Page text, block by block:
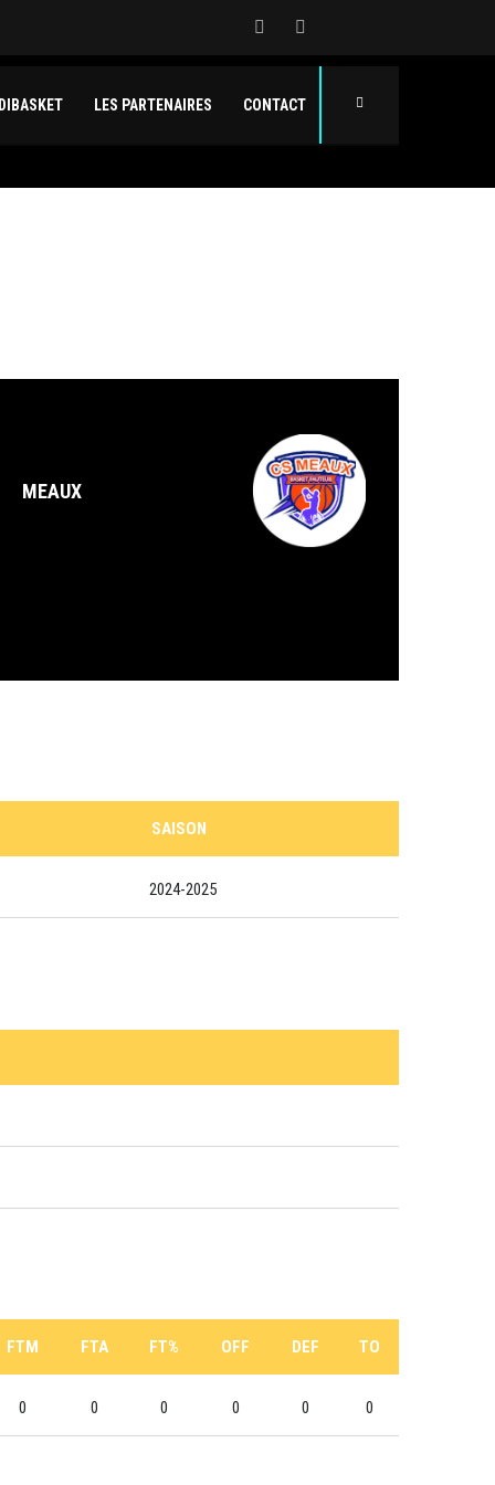
LES PARTENAIRES CONTACT
MEAUX
SAISON
2024-2025
FTM FTA FT% OFF DEF TO
0 0 0 0 0 0